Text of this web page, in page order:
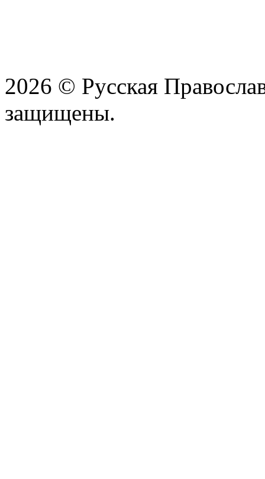
2026 © Русская
защищены.